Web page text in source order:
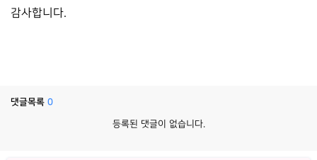
감사합니다.
댓글목록 0
등록된 댓글이 없습니다.